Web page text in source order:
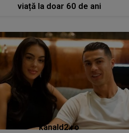
viață la doar 60 de ani
kanald2.ro